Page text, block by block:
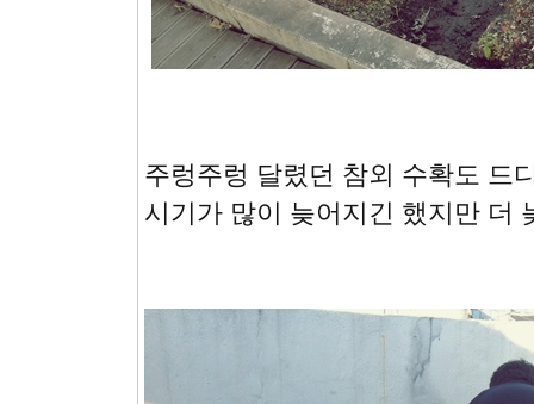
주렁주렁 달렸던 참외 수확도 드
시기가 많이 늦어지긴 했지만 더